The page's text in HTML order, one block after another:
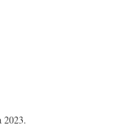
2023.